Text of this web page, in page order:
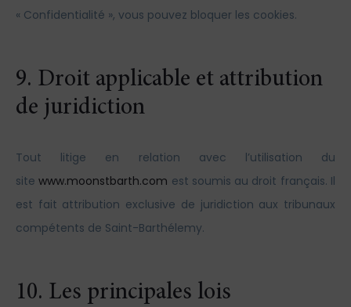
« Confidentialité », vous pouvez bloquer les cookies.
9. Droit applicable et attribution
de juridiction
Tout litige en relation avec l’utilisation du
sitewww.moonstbarth.com est soumis au droit français. Il
est fait attribution exclusive de juridiction aux tribunaux
compétents de Saint-Barthélemy.
10. Les principales lois